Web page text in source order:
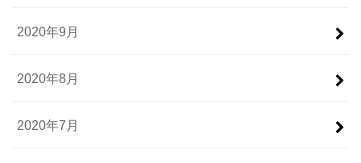
2020年9月
2020年8月
2020年7月